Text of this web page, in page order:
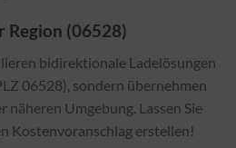
Region (06528)
bidirektionale Ladelösungen
06528), sondern übernehmen
näheren Umgebung. Lassen Sie
Kostenvoranschlag erstellen!